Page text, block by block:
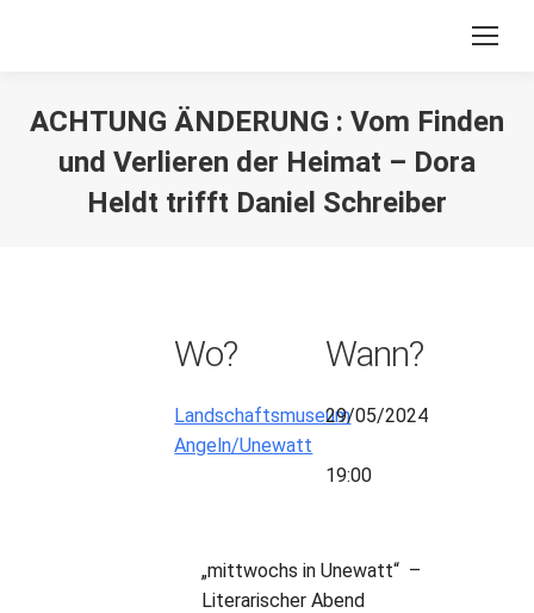
ACHTUNG ÄNDERUNG : Vom Finden
und Verlieren der Heimat – Dora
Heldt trifft Daniel Schreiber
Wo?
Landschaftsmuseum
Angeln/Unewatt
Wann?
29/05/2024
19:00
„mittwochs in Unewatt“ –
Literarischer Abend